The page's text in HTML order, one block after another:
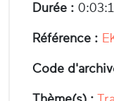
Durée :
Référence :
Code